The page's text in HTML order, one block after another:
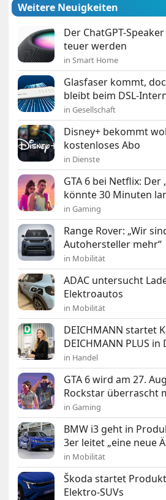
Weitere Neuigkeiten
Der ChatGPT-
teuer werden
in Smart Home
Glasfaser kommt,
bleibt beim DSL-
in Gesellschaft
Disney+ bekommt
kostenloses Abo
in Dienste
GTA 6 bei Netflix:
könnte 30 Minuten
in Gaming
Range Rover: „Wir
Autohersteller mehr“
in Mobilität
ADAC untersucht
Elektroautos
in Mobilität
DEICHMANN startet
DEICHMANN PLUS
in Handel
GTA 6 wird am 27.
Rockstar überrascht
in Gaming
BMW i3 geht in
3er leitet „eine neue
in Mobilität
Škoda startet
Elektro-SUVs